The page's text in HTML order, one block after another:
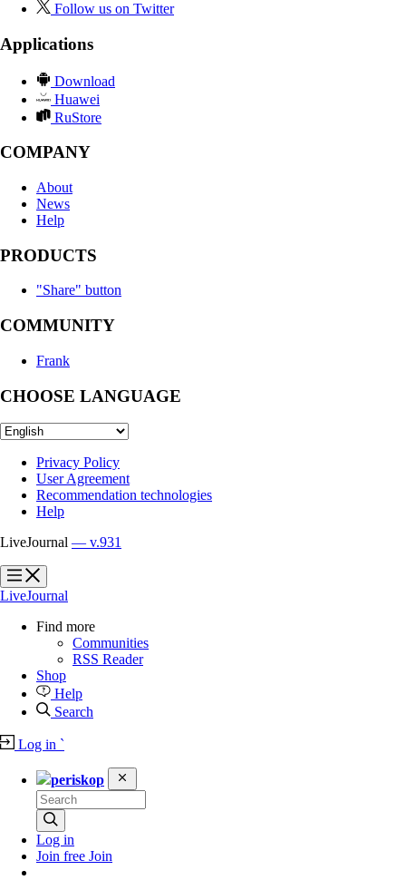
Follow us on Twitter
Applications
Download
Huawei
RuStore
COMPANY
About
News
Help
PRODUCTS
"Share" button
COMMUNITY
Frank
CHOOSE LANGUAGE
Privacy Policy
User Agreement
Recommendation technologies
Help
LiveJournal — v.931
?
?
LiveJournal
Find more
Communities
RSS Reader
Shop
Help
Search
Log in `
periskop
Log in
Join free Join